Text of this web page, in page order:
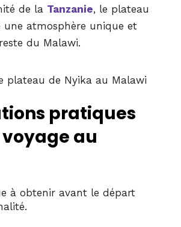
de la Tanzanie, le plateau
une atmosphère unique et
du Malawi.
pratiques
au
à obtenir avant le départ